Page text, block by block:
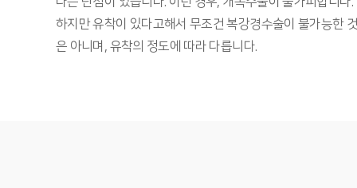
하지만 유착이 있다고해서 무조건 복강경수술이 불가능한
은 아니며, 유착의 정도에 따라 다릅니다.